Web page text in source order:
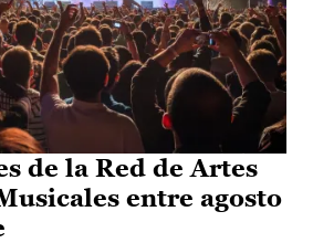
de la Red de Artes
entre agosto